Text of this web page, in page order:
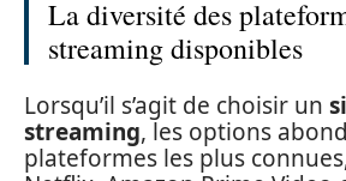
La diversité des
streaming disponibles
Lorsqu’il s’agit de choisir un
streaming, les options
plateformes les plus